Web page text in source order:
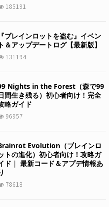
185191
『ブレインロットを盗む』イベン
ト＆アップデートログ【最新版】
131194
Nights in the Forest（森で99
間生き残る）初心者向け！完全
略ガイド
96957
Evolution（ブレインロ
トの進化）初心者向け！攻略ガ
ド｜ 最新コード＆アプデ情報あ
78618